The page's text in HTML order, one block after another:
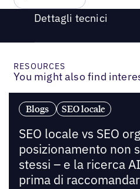
Dettagli tecnici
RESOURCES
You might also find
Blogs SEO locale
SEO locale vs SEO
posizionamento non
stessi – e la ricerca
prima di